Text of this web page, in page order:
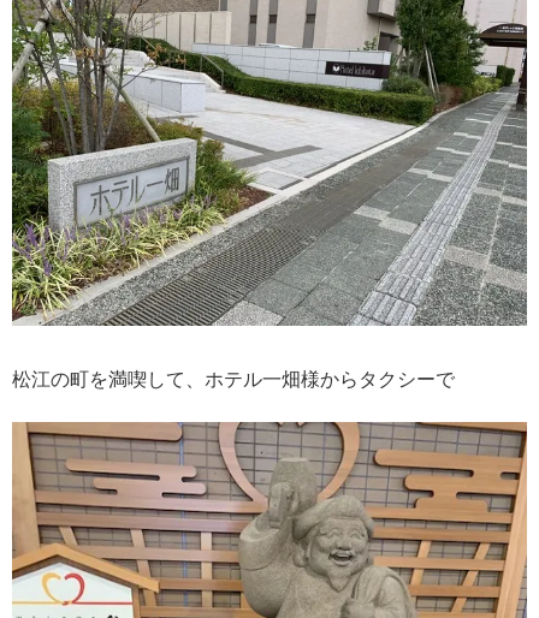
松江の町を満喫して、ホテル一畑様からタクシーで